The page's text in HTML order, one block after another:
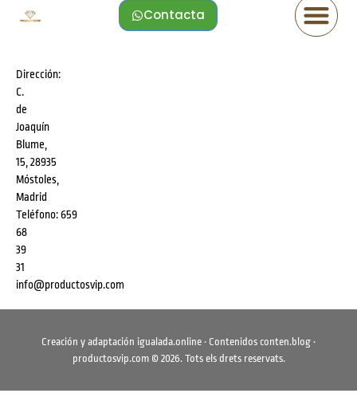
Contacta
Dirección:
C.
de
Joaquín
Blume,
15, 28935
Móstoles,
Madrid
Teléfono:659
68
39
31
info@productosvip.com
Creación y adaptación igualada.online · Contenidos conten.blog ·
productosvip.com© 2026. Tots els drets reservats.